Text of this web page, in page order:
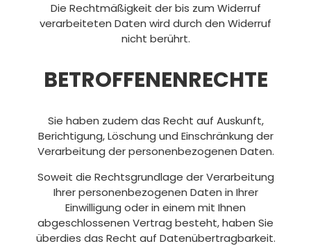
Die Rechtmäßigkeit der bis zum Widerruf
verarbeiteten Daten wird durch den Widerruf
nicht berührt.
BETROFFENENRECHTE
Sie haben zudem das Recht auf Auskunft,
Berichtigung, Löschung und Einschränkung der
Verarbeitung der personenbezogenen Daten.
Soweit die Rechtsgrundlage der Verarbeitung
Ihrer personenbezogenen Daten in Ihrer
Einwilligung oder in einem mit Ihnen
abgeschlossenen Vertrag besteht, haben Sie
überdies das Recht auf Datenübertragbarkeit.